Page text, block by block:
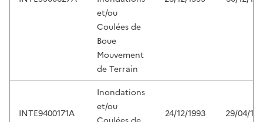
et/ou
Coulées de
Boue
Mouvement
de Terrain
INTE9400171A
Inondations
et/ou
24/12/1993 29/04/